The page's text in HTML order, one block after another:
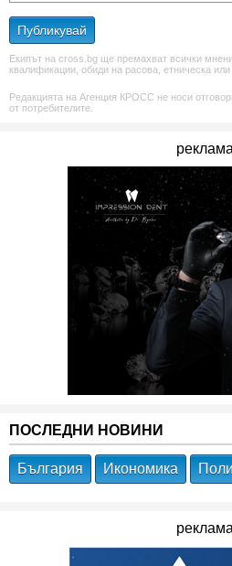
Публикувай
Екипът на cross.bg ще премахват всички
квалификации, обиди на расова, етническа или
Редакцията на Агенция КРОСС не носи
от потребителите.
реклама
ПОСЛЕДНИ НОВИНИ
България Икономика
реклама